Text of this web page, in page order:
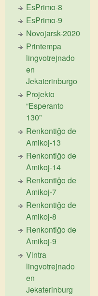
EsPrimo-8
EsPrimo-9
Novojarsk-2020
Printempa
lingvotrejnado
en
Jekaterinburgo
Projekto
“Esperanto
130”
Renkontiĝo de
Amikoj-13
Renkontiĝo de
Amikoj-14
Renkontiĝo de
Amikoj-7
Renkontiĝo de
Amikoj-8
Renkontiĝo de
Amikoj-9
Vintra
lingvotrejnado
en
Jekaterinburg